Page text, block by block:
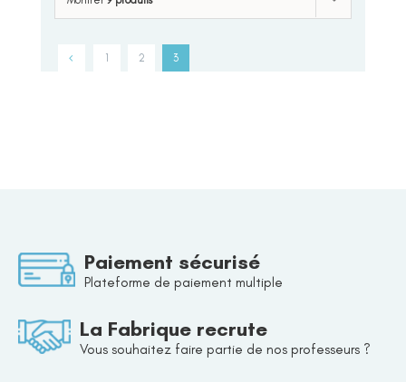
1 2 3
Paiement sécurisé
Plateforme de paiement multiple
La Fabrique recrute
Vous souhaitez faire partie de nos professeurs ?